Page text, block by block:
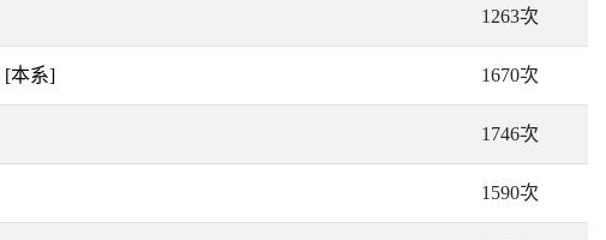
1263次
[本系] 1670次
1746次
1590次